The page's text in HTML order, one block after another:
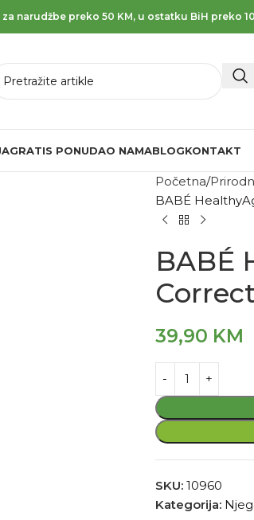
narudžbe preko 50 KM, u ostatku BiH preko
GRATIS PONUDAO NAMABLOGKONTAKT
Početna
BABÉ
BABÉ
39,90 KM
SKU: 10960
Kategorija: